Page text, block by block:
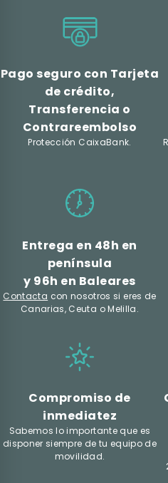
Pago seguro con Tarjeta
de crédito,
Transferencia o
Contrareembolso
Protección CaixaBank.
Entrega en 48h en
península
y 96h en Baleares
Contacta con nosotros si eres de
Canarias, Ceuta o Melilla.
Compromiso de
inmediatez
Sabemos lo importante que es
disponer siempre de tu equipo de
movilidad.